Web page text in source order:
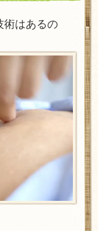
術はあるの